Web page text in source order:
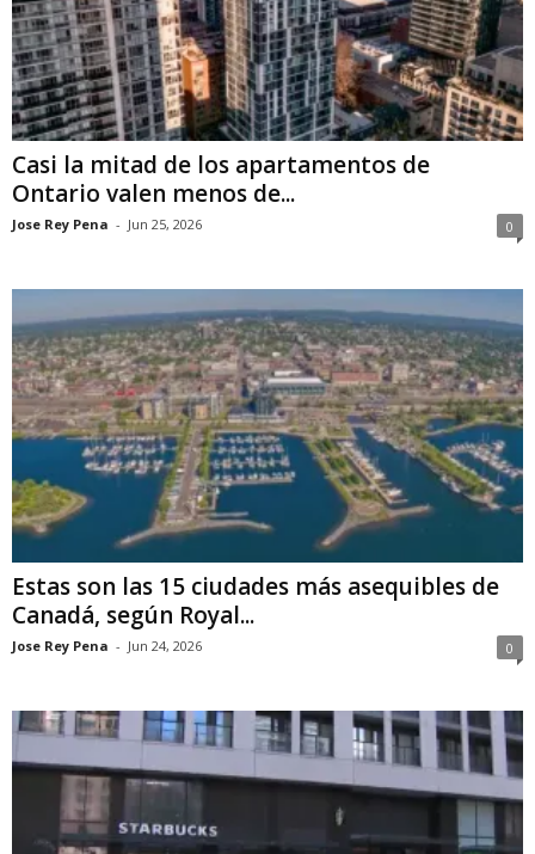
Casi la mitad de los apartamentos de
Ontario valen menos de...
Jose Rey Pena - Jun 25, 2026 0
Estas son las 15 ciudades más asequibles de
Canadá, según Royal...
Jose Rey Pena - Jun 24, 2026 0